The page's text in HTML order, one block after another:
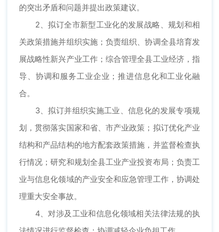
的突出矛盾和问题并提出政策建议。
2、拟订全市新型工业化的发展战略、规划和相
关政策措施并组织实施；负责组织、协调全县培育发
展战略性新兴产业工作；综合管理全县工业经济，指
导、协调和服务工业企业；推进信息化和工业化融
合。
3、拟订并组织实施工业、信息化的发展专项规
划，贯彻落实国家和省、市产业政策；拟订优化产业
结构和产品结构的地方配套政策措施，并监督检查执
行情况；研究和规划全县工业产业投资布局；负责工
业与信息化领域的产业安全和应急管理工作，协调处
理重大安全事故。
4、对涉及工业和信息化领域相关法律法规的执